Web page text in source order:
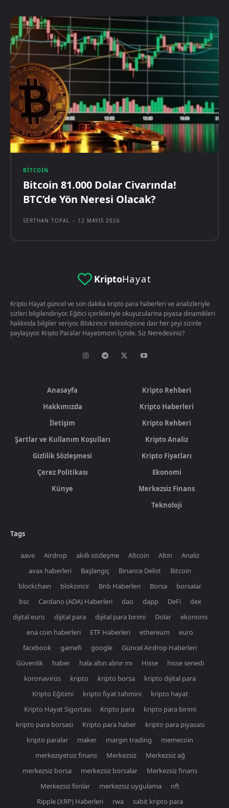
BITCOIN
Bitcoin 81.000 Dolar Civarında!
BTC’de Yön Neresi Olacak?
SERTHAN TOPAL - 12 MAYIS 2026
KriptoHayat
Kripto Hayat güncel ve son dakika kripto para haberleri ve analizleriyle
sizleri bilgilendiriyor. Eğitici içerikleriyle okuyucularina piyasa dinamikleri
hakkında bilgiler veriyor. Blokzincir teknolojisine dair her şeyi sizinle
paylaşıyor. Kripto Paralar Hayatımızın İçinde. Siz Neredesiniz?
Anasayfa
Hakkımızda
İletişim
Şartlar ve Kullanım Koşulları
Gizlilik Sözleşmesi
Çerez Politikası
Künye
Kripto Rehberi
Kripto Haberleri
Kripto Rehberi
Kripto Analiz
Kripto Fiyatları
Ekonomi
Merkezsiz Finans
Teknoloji
Tags
aave Airdrop akıllı sözleşme Altcoin Altın
Analiz
avax haberleri
Başlangıç Binance Delist
Bitcoin
blockchain
blokzincir Bnb Haberleri Borsa
borsalar
bsc
Cardano (ADA) Haberleri dao dapp DeFi
dex
dijital euro
dijital para dijital para birimi Dolar
ekonomi
ena coin haberleri
ETF Haberleri ethereum
euro
facebook
gamefi google
Güncel Airdrop Haberleri
Güvenlik
haber hala altın alınır mı Hisse
hisse senedi
koronavirüs
kripto kripto borsa
kripto dijital para
Kripto Eğitimi
kripto fiyat tahmini
kripto hayat
Kripto Hayat Sigortası
Kripto para
kripto para birimi
kripto para borsasi
Kripto para haber
kripto para piyasasi
kripto paralar
maker margin trading
memecoin
merkeziyetsiz finans
Merkezsiz
Merkezsiz ağ
merkezsiz borsa
merkezsiz borsalar
Merkezsiz finans
Merkezsiz fonlar
merkezsiz uygulama
nft
Ripple (XRP) Haberleri
rwa sabit kripto para